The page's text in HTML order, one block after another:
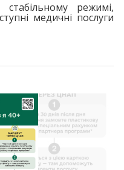
режимі,
медичні послуги